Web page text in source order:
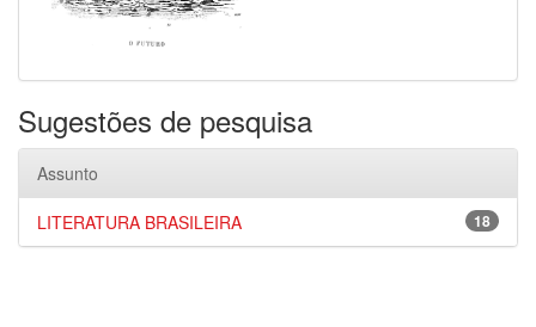
Sugestões de pesquisa
Assunto
18
LITERATURA BRASILEIRA